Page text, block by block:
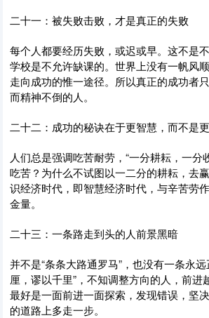
二十一：被失败击败，才是真正的失败
每个人都要经历失败，或迟或早。这不是
学校是不允许缺课的。世界上没有一帆风
走向成功的惟一途径。所以真正的成功者
而精神不倒的人。
二十二：成功的秘诀在于更智慧，而不是
人们总是强调吃苦耐劳，“一分耕耘，一分
吃苦？为什么不试图以一二分的耕耘，去
识经济时代，即智慧经济时代，与辛苦劳
金量。
二十三：一条路走到头的人前景黑暗
并不是“条条大路通罗马”，也没有一条永
厘，谬以千里”，不知调整方向的人，前进
最好是一面前进一面探索，发现错误，坚
的道路上多走一步。